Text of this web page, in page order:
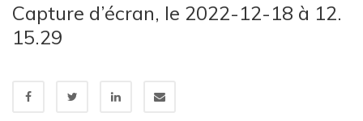
Capture d’écran, le 2022-12-18 à 12.
15.29